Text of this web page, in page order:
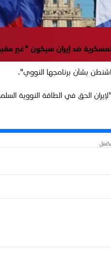
العسكرية ضد إيران سيكون "غير
بشأن برنامجها النووي".
الحق في الطاقة النووية